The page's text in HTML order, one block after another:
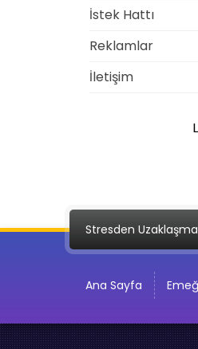
İstek Hattı
Reklamlar
İletişim
Stresden
Ana Sayfa